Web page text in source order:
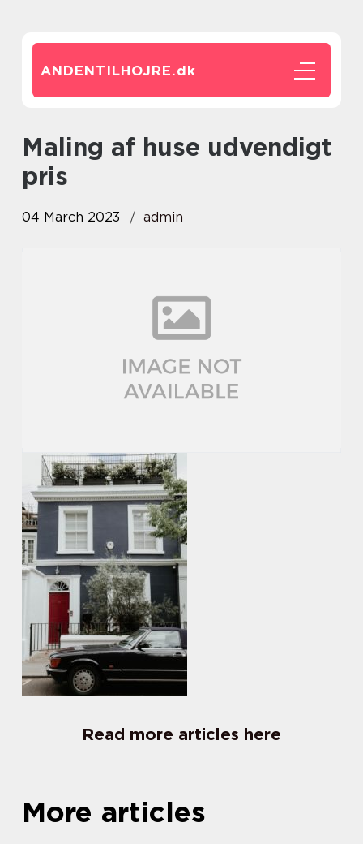
ANDENTILHOJRE.dk
Maling af huse udvendigt
pris
04 March 2023 admin
Read more articles here
More articles